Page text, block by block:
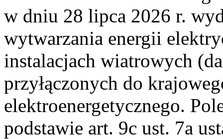
w dniu 28 lipca 2026 r.
wytwarzania energii
instalacjach wiatrowych
przyłączonych do
elektroenergetycznego.
podstawie art. 9c ust. 7a